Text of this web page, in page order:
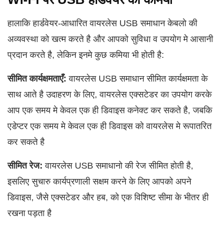
हालाकि हार्डवेयर-आधारित वायरलेस USB समाधान केबलो की
अव्यवस्था को खत्म करते है और आपको सुविधा व उपयोग मे आसानी
प्रदान करते है, लेकिन इनमे कुछ कमिया भी होती है:
सीमित कार्यक्षमताएँ: वायरलेस USB समाधान सीमित कार्यक्षमता के
साथ आते है उदाहरण के लिए, वायरलेस एक्सटेडर का उपयोग करके
आप एक समय मे केवल एक ही डिवाइस कनेक्ट कर सकते है, जबकि
एडेप्टर एक समय मे केवल एक ही डिवाइस को वायरलेस मे रूपातरित
कर सकते है
सीमित रेज: वायरलेस USB समाधानो की रेज सीमित होती है,
इसलिए सुचारु कार्यप्रणाली सक्षम करने के लिए आपको अपने
डिवाइस, जैसे एक्सटेडर और हब, को एक विशिष्ट सीमा के भीतर ही
रखना पड़ता है